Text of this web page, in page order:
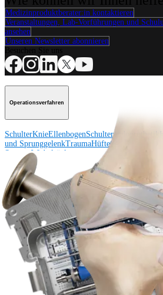
Medizinproduktberater:in kontaktieren
Veranstaltungen, Lab-Vorführungen und
ansehen
Unseren Newsletter abonnieren
Operationsverfahren
SchulterKnieEllenbogenSchulterendoprothetik
und SprunggelenkTraumaHüfteOrthobiologie
SurgeryWirbelsäule
Produkt
SchulterKnie Ellenbogen Schulterendoprothetik
und SprunggelenkHüfteOrthobiologieHerz-
Surgery Bildgebung & Resektion
Medical Education